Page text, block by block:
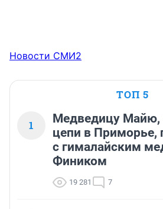
Новости СМИ2
ТОП 5
1
Медведицу
цепи в Приморье,
с гималайским
Фиником
19 281 7